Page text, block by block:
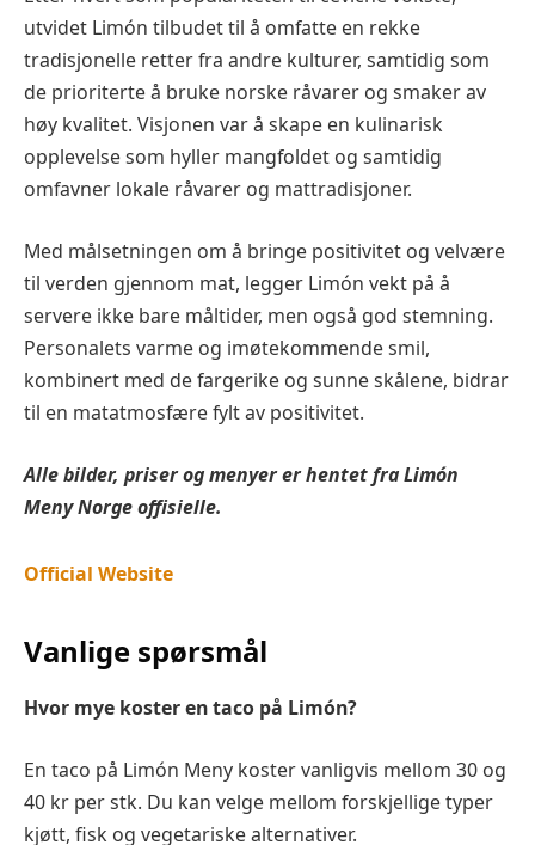
utvidet Limón tilbudet til å omfatte en rekke
tradisjonelle retter fra andre kulturer, samtidig som
de prioriterte å bruke norske råvarer og smaker av
høy kvalitet. Visjonen var å skape en kulinarisk
opplevelse som hyller mangfoldet og samtidig
omfavner lokale råvarer og mattradisjoner.
Med målsetningen om å bringe positivitet og velvære
til verden gjennom mat, legger Limón vekt på å
servere ikke bare måltider, men også god stemning.
Personalets varme og imøtekommende smil,
kombinert med de fargerike og sunne skålene, bidrar
til en matatmosfære fylt av positivitet.
Alle bilder, priser og menyer er hentet fraLimón
Meny Norge offisielle.
Official Website
Vanlige spørsmål
Hvor mye koster en taco på Limón?
En taco på Limón Meny koster vanligvis mellom 30 og
40 kr per stk. Du kan velge mellom forskjellige typer
kjøtt, fisk og vegetariske alternativer.